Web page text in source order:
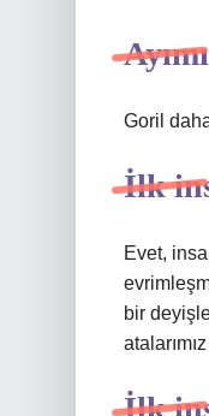
Goril
İlk
Evet,
bir
İlk